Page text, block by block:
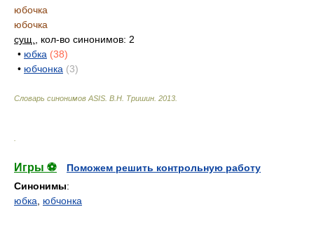
юбочка
юбочка
сущ.
, кол-во синонимов: 2
• юбка (38)
• юбчонка (3)
Словарь синонимов ASIS. В.Н. Тришин 2013
Игры ⚽
Поможем решить контрольную работу
Синонимы:
юбка
юбчонка